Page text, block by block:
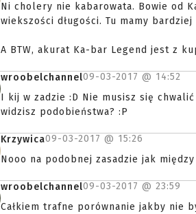
Ni cholery nie kabarowata. Bowie od
wiekszości długości. Tu mamy
A BTW, akurat Ka-bar Legend jest z
wroobelchannel09-03-2017 @ 14:52
I kij w zadzie :D Nie musisz się
widzisz podobieństwa? :P
Krzywica09-03-2017 @ 15:26
Nooo na podobnej zasadzie jak
wroobelchannel09-03-2017 @ 23:59
Całkiem trafne porównanie jakby nie